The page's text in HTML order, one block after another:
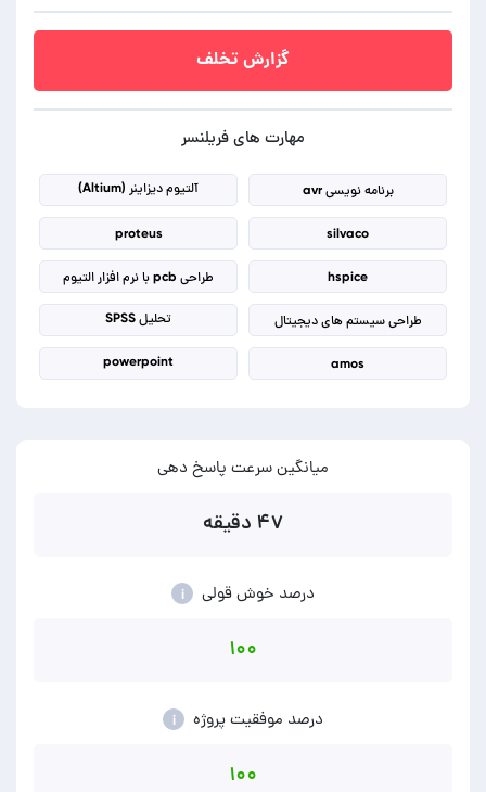
گزارش تخلف
مهارت های فریلنسر
برنامه نویسی avr آلتیوم دیزاینر (Altium)
silvaco
proteus
hspice طراحی pcb با نرم افزار التیوم
طراحی سیستم های دیجیتال تحلیل SPSS
amos
powerpoint
میانگین سرعت پاسخ دهی
۴۷ دقیقه
درصد خوش قولی i
۱۰۰
درصد موفقیت پروژه i
۱۰۰